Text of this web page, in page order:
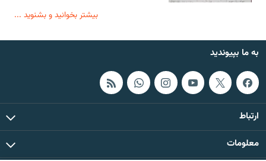
بیشتر بخوانید و بشنوید ...
به ما بپیوندید
ارتباط
معلومات